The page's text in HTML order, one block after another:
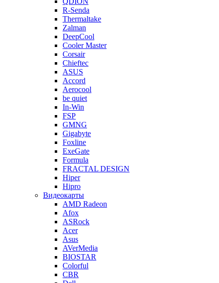
R-Senda
Thermaltake
Zalman
DeepCool
Cooler Master
Corsair
Chieftec
ASUS
Accord
Aerocool
be quiet
In-Win
FSP
GMNG
Gigabyte
Foxline
ExeGate
Formula
FRACTAL DESIGN
Hiper
Hipro
Видеокарты
AMD Radeon
Afox
ASRock
Acer
Asus
AVerMedia
BIOSTAR
Colorful
CBR